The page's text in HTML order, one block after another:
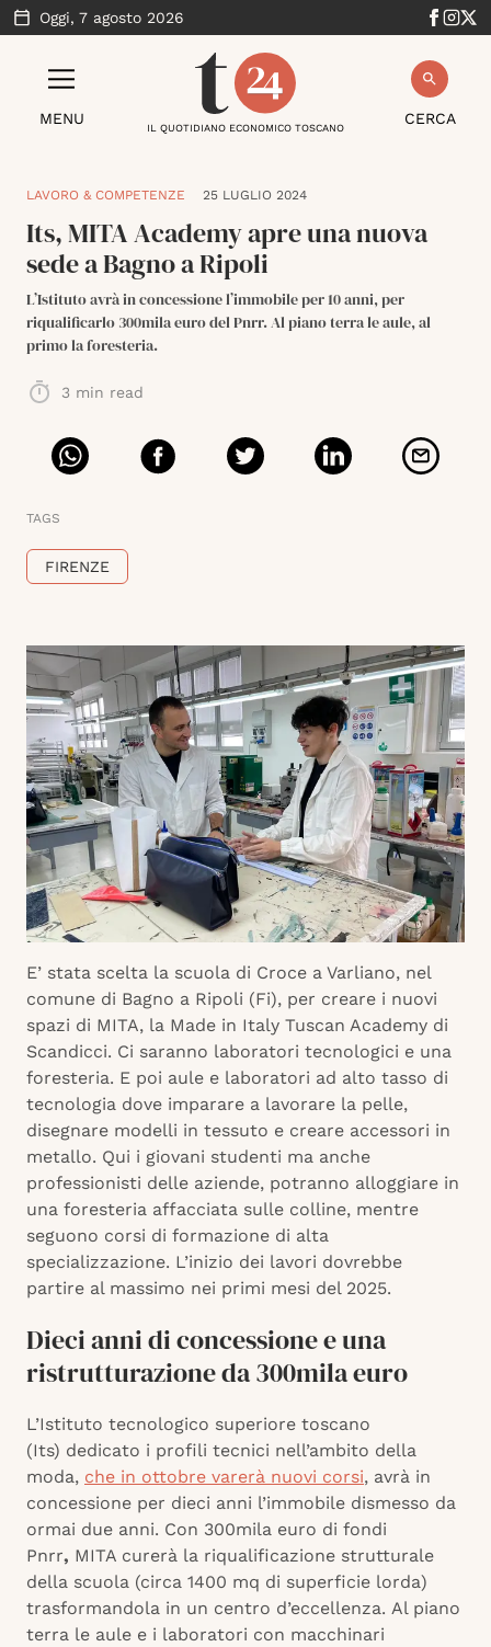
Oggi, 7 agosto 2026
MENU CERCA
IL QUOTIDIANO ECONOMICO TOSCANO
LAVORO & COMPETENZE 25 LUGLIO 2024
Its, MITA Academy apre una nuova
sede a Bagno a Ripoli
L’Istituto avrà in concessione l’immobile per 10 anni, per
riqualificarlo 300mila euro del Pnrr. Al piano terra le aule, al
primo la foresteria.
3 min read
TAGS
FIRENZE
E’ stata scelta la scuola di Croce a Varliano, nel
comune di Bagno a Ripoli (Fi), per creare i nuovi
spazi di MITA, la Made in Italy Tuscan Academy di
Scandicci. Ci saranno laboratori tecnologici e una
foresteria. E poi aule e laboratori ad alto tasso di
tecnologia dove imparare a lavorare la pelle,
disegnare modelli in tessuto e creare accessori in
metallo. Qui i giovani studenti ma anche
professionisti delle aziende, potranno alloggiare in
una foresteria affacciata sulle colline, mentre
seguono corsi di formazione di alta
specializzazione. L’inizio dei lavori dovrebbe
partire al massimo nei primi mesi del 2025.
Dieci anni di concessione e una
ristrutturazione da 300mila euro
L’Istituto tecnologico superiore toscano
(Its) dedicato i profili tecnici nell’ambito della
moda, che in ottobre varerà nuovi corsi, avrà in
concessione per dieci anni l’immobile dismesso da
ormai due anni. Con 300mila euro di fondi
Pnrr, MITA curerà la riqualificazione strutturale
della scuola (circa 1400 mq di superficie lorda)
trasformandola in un centro d’eccellenza. Al piano
terra le aule e i laboratori con macchinari